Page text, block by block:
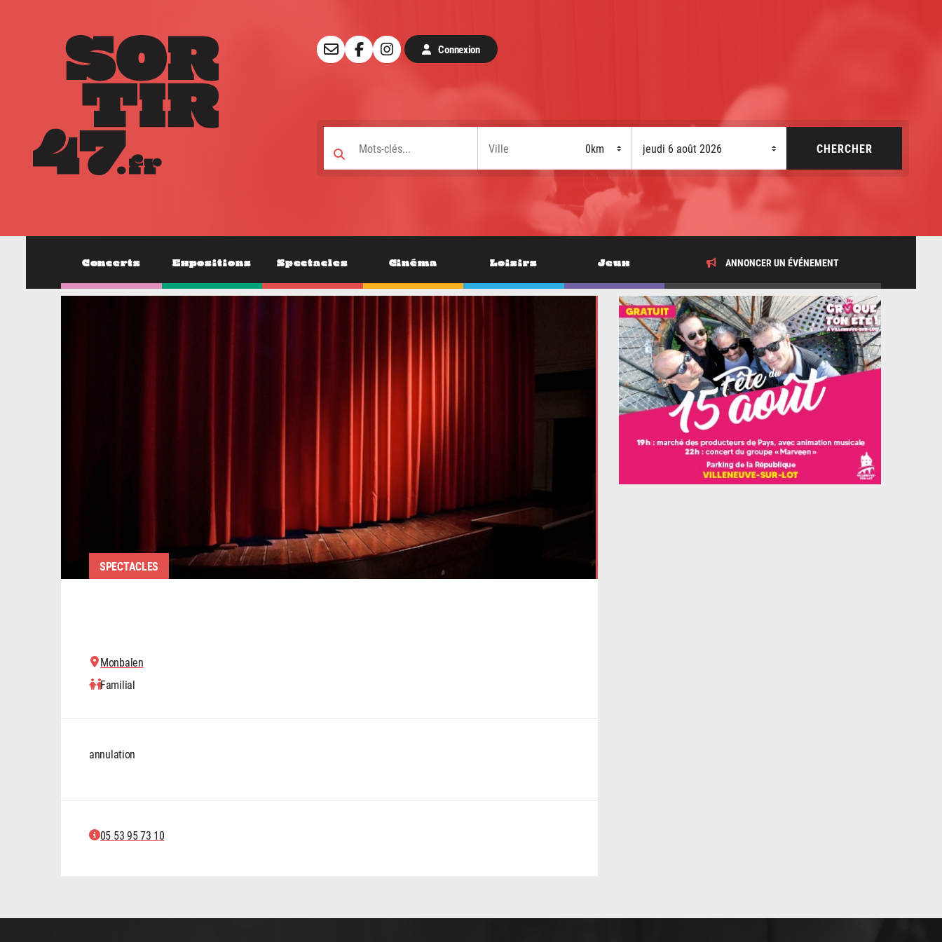
Connexion
Concerts Expositions Spectacles Cinéma Loisirs Jeux ANNONCER UN ÉVÉNEMENT
SPECTACLES
Monbalen
Familial
annulation
05 53 95 73 10